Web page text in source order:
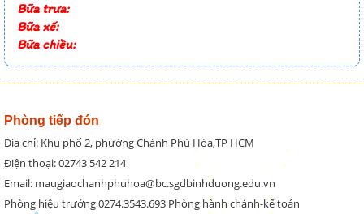
Bữa trưa:
Bữa xế:
Bữa chiều:
Phòng tiếp đón
Địa chỉ: Khu phố 2, phường Chánh Phú Hòa,TP HCM
Điện thoại: 02743 542 214
Email: maugiaochanhphuhoa@bc.sgdbinhduong.edu.vn
Phòng hiệu trưởng 0274.3543.693 Phòng hành chánh-kế toán